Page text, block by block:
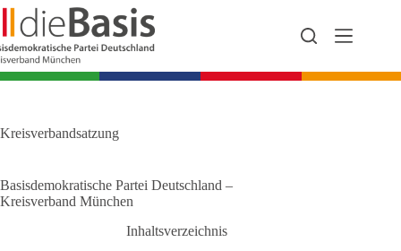
Zum
Inhalt
springen
Kreisverbandsatzung
Basisdemokratische Partei Deutschland –
Kreisverband München
Inhaltsverzeichnis